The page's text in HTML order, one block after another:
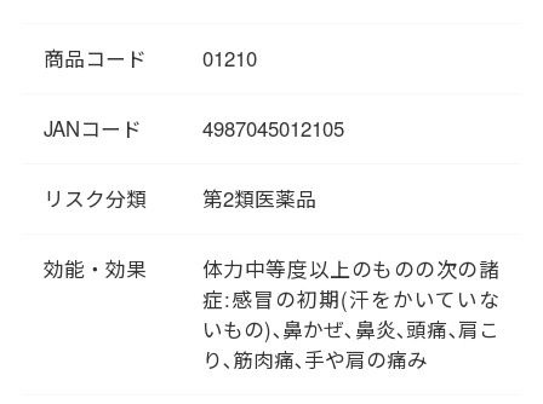
「葛根湯」は「風寒のかぜ」
ことで対処します。「傷寒論」
で「風があたると寒気がして」
「首や肩がこわばる」時に飲む
な」と思ったときに、すぐ服用
できるよう、葛根湯を常備して
おくといいですね。
商品コード 01210
JANコード 4987045012105
リスク分類 第2類医薬品
効能・効果
体力中等度以上のものの次の諸
症:感冒の初期(汗をかいていな
いもの)､鼻かぜ､鼻炎､頭痛､肩こ
り､筋肉痛､手や肩の痛み